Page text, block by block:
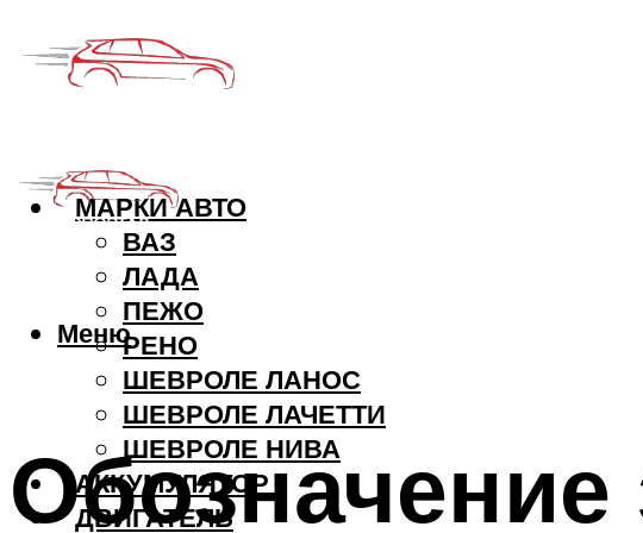
МАРКИ АВТО
ВАЗ
ЛАДА
ПЕЖО
РЕНО
ШЕВРОЛЕ ЛАНОС
ШЕВРОЛЕ ЛАЧЕТТИ
ШЕВРОЛЕ НИВА
АККУМУЛЯТОР
ДВИГАТЕЛЬ
Меню
Обозначение